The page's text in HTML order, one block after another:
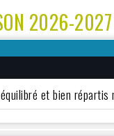
2026-2027
et bien répartis